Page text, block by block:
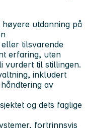
utdanning på
tilsvarende
erfaring, uten
vurdert til stillingen.
inkludert
av
og dets faglige
fortrinnsvis